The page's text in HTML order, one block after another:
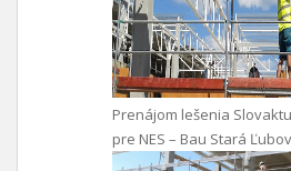
Prenájom lešenia
pre NES – Bau Stará